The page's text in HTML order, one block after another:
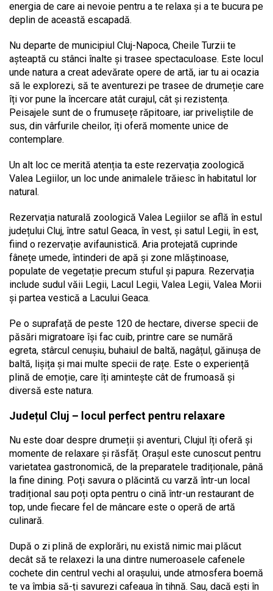
energia de care ai nevoie pentru a te relaxa și a te bucura pe
deplin de această escapadă.
Nu departe de municipiul Cluj-Napoca, Cheile Turzii te
așteaptă cu stânci înalte și trasee spectaculoase. Este locul
unde natura a creat adevărate opere de artă, iar tu ai ocazia
să le explorezi, să te aventurezi pe trasee de drumeție care
îți vor pune la încercare atât curajul, cât și rezistența.
Peisajele sunt de o frumusețe răpitoare, iar priveliștile de
sus, din vârfurile cheilor, îți oferă momente unice de
contemplare.
Un alt loc ce merită atenția ta este rezervația zoologică
Valea Legiilor, un loc unde animalele trăiesc în habitatul lor
natural.
Rezervația naturală zoologică Valea Legiilor se află în estul
județului Cluj, între satul Geaca, în vest, și satul Legii, în est,
fiind o rezervație avifaunistică. Aria protejată cuprinde
fânețe umede, întinderi de apă și zone mlăștinoase,
populate de vegetație precum stuful și papura. Rezervația
include sudul văii Legii, Lacul Legii, Valea Legii, Valea Morii
și partea vestică a Lacului Geaca.
Pe o suprafață de peste 120 de hectare, diverse specii de
păsări migratoare își fac cuib, printre care se numără
egreta, stârcul cenușiu, buhaiul de baltă, nagâțul, găinușa de
baltă, lișița și mai multe specii de rațe. Este o experiență
plină de emoție, care îți amintește cât de frumoasă și
diversă este natura.
Județul Cluj – locul perfect pentru relaxare
Nu este doar despre drumeții și aventuri, Clujul îți oferă și
momente de relaxare și răsfăț. Orașul este cunoscut pentru
varietatea gastronomică, de la preparatele tradiționale, până
la fine dining. Poți savura o plăcintă cu varză într-un local
tradițional sau poți opta pentru o cină într-un restaurant de
top, unde fiecare fel de mâncare este o operă de artă
culinară.
După o zi plină de explorări, nu există nimic mai plăcut
decât să te relaxezi la una dintre numeroasele cafenele
cochete din centrul vechi al orașului, unde atmosfera boemă
te va îmbia să-ți savurezi cafeaua în tihnă. Sau, dacă ești în